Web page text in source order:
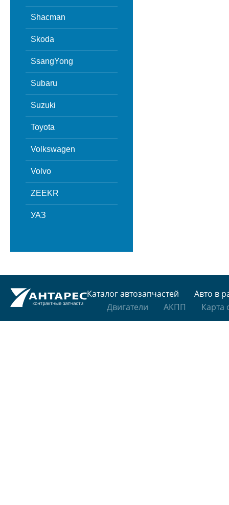
Shacman
Skoda
SsangYong
Subaru
Suzuki
Toyota
Volkswagen
Volvo
ZEEKR
УАЗ
Каталог автозапчастей
Авто в
Двигатели
АКПП Карта